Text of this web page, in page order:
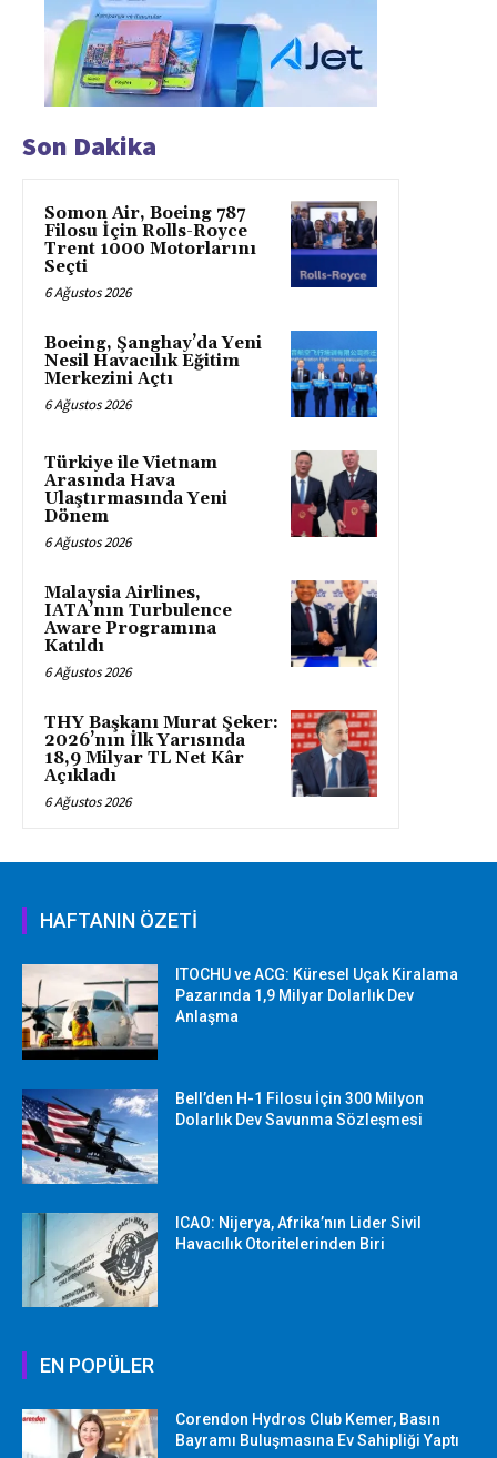
Son Dakika
Somon Air, Boeing 787
Filosu İçin Rolls-Royce
Trent 1000 Motorlarını
Seçti
6 Ağustos 2026
Boeing, Şanghay’da Yeni
Nesil Havacılık Eğitim
Merkezini Açtı
6 Ağustos 2026
Türkiye ile Vietnam
Arasında Hava
Ulaştırmasında Yeni
Dönem
6 Ağustos 2026
Malaysia Airlines,
IATA’nın Turbulence
Aware Programına
Katıldı
6 Ağustos 2026
THY Başkanı Murat Şeker:
2026’nın İlk Yarısında
18,9 Milyar TL Net Kâr
Açıkladı
6 Ağustos 2026
HAFTANIN ÖZETİ
ITOCHU ve ACG: Küresel Uçak Kiralama
Pazarında 1,9 Milyar Dolarlık Dev
Anlaşma
Bell’den H-1 Filosu İçin 300 Milyon
Dolarlık Dev Savunma Sözleşmesi
ICAO: Nijerya, Afrika’nın Lider Sivil
Havacılık Otoritelerinden Biri
EN POPÜLER
Corendon Hydros Club Kemer, Basın
Bayramı Buluşmasına Ev Sahipliği Yaptı